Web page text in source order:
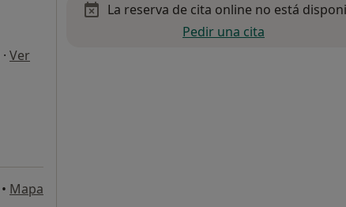
· Ver
• Mapa
La reserva de cita online no está
Pedir una cita